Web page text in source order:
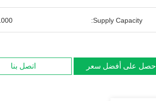
Supply Capacity: 1000 مجموعة
احصل على أفضل سعر اتصل بنا